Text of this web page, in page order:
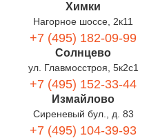
Химки
Нагорное шоссе, 2к11
+7 (495) 182-09-99
Солнцево
ул. Главмосстроя, 5к2с1
+7 (495) 152-33-44
Измайлово
Сиреневый бул., д. 83
+7 (495) 104-39-93